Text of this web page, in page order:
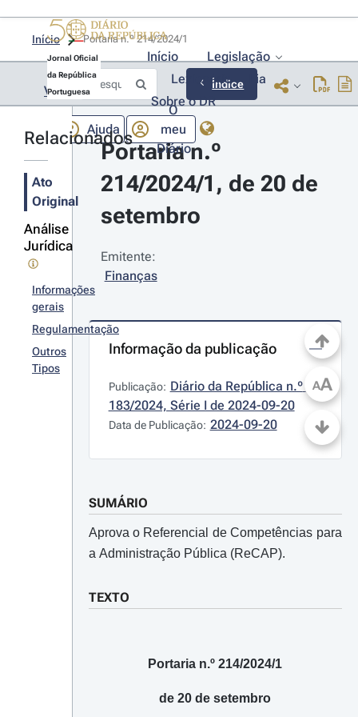
Jornal Oficial
da República
Portuguesa
Início
Legislação
Lexionário
Lia
Sobre o DR
Ajuda
O
meu
Diário
Início
Voltar Índice
Relacionados
Ato
Original
Análise
Jurídica
Informações
gerais
Regulamentação
Outros
Tipos
Portaria n.º
214/2024/1, de 20 de
setembro
Emitente:
Finanças
Informação da publicação
Publicação: Diário da República n.º
183/2024, Série I de 2024-09-20
Data de Publicação: 2024-09-20
SUMÁRIO
Aprova o Referencial de Competências para
a Administração Pública (ReCAP).
TEXTO
Portaria n.º 214/2024/1
de 20 de setembro
AA